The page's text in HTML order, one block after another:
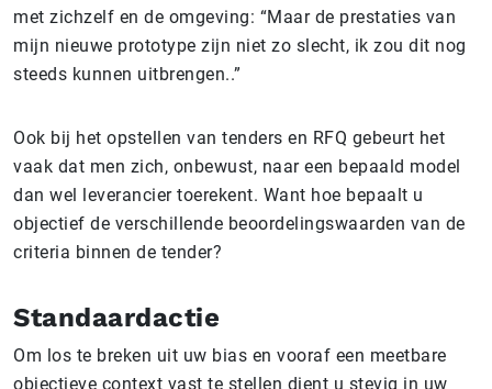
met zichzelf en de omgeving: “Maar de prestaties van
mijn nieuwe prototype zijn niet zo slecht, ik zou dit nog
steeds kunnen uitbrengen..”
Ook bij het opstellen van tenders en RFQ gebeurt het
vaak dat men zich, onbewust, naar een bepaald model
dan wel leverancier toerekent. Want hoe bepaalt u
objectief de verschillende beoordelingswaarden van de
criteria binnen de tender?
Standaardactie
Om los te breken uit uw bias en vooraf een meetbare
objectieve context vast te stellen dient u stevig in uw